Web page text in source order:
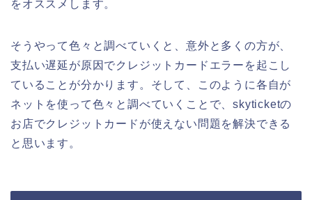
をオススメします。
そうやって色々と調べていくと、意外と多くの方が、
支払い遅延が原因でクレジットカードエラーを起こし
ていることが分かります。そして、このように各自が
ネットを使って色々と調べていくことで、skyticketの
お店でクレジットカードが使えない問題を解決できる
と思います。